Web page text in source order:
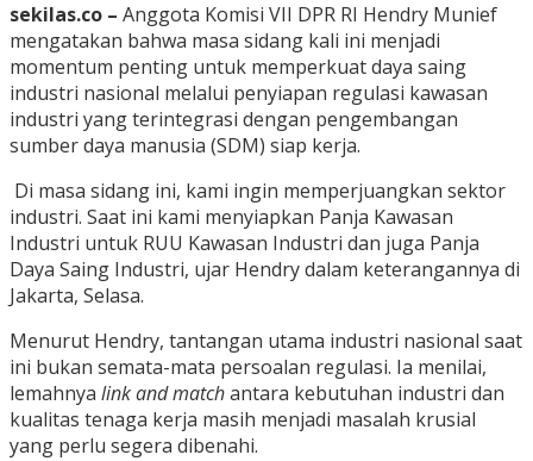
sekilas.co – Anggota Komisi VII DPR RI Hendry Munief
mengatakan bahwa masa sidang kali ini menjadi
momentum penting untuk memperkuat daya saing
industri nasional melalui penyiapan regulasi kawasan
industri yang terintegrasi dengan pengembangan
sumber daya manusia (SDM) siap kerja.
Di masa sidang ini, kami ingin memperjuangkan sektor
industri. Saat ini kami menyiapkan Panja Kawasan
Industri untuk RUU Kawasan Industri dan juga Panja
Daya Saing Industri, ujar Hendry dalam keterangannya di
Jakarta, Selasa.
Menurut Hendry, tantangan utama industri nasional saat
ini bukan semata-mata persoalan regulasi. Ia menilai,
lemahnya link and matchantara kebutuhan industri dan
kualitas tenaga kerja masih menjadi masalah krusial
yang perlu segera dibenahi.